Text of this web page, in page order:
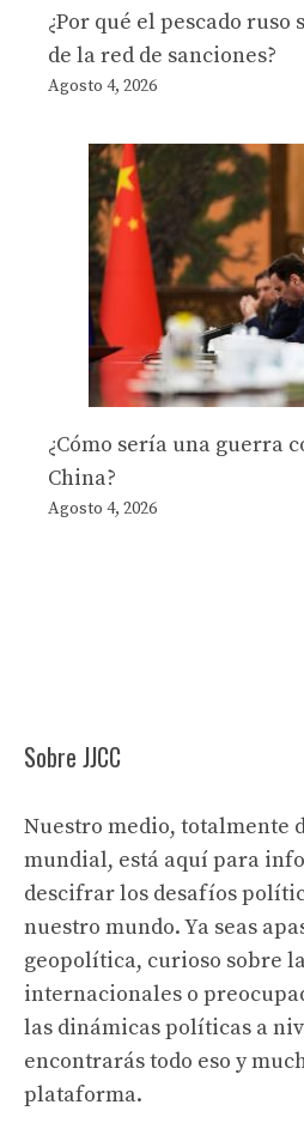
¿Por qué el pescado ruso
de la red de sanciones?
Agosto 4, 2026
¿Cómo sería una guerra
China?
Agosto 4, 2026
Sobre JJCC
Nuestro medio, totalmente
mundial, está aquí para
descifrar los desafíos
nuestro mundo. Ya seas
geopolítica, curioso sobre
internacionales o
las dinámicas políticas a
encontrarás todo eso y
plataforma.